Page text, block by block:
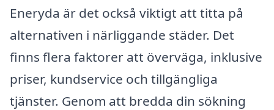
Eneryda är det också viktigt att titta på
alternativen i närliggande städer. Det
finns flera faktorer att överväga, inklusive
priser, kundservice och tillgängliga
tjänster. Genom att bredda din sökning